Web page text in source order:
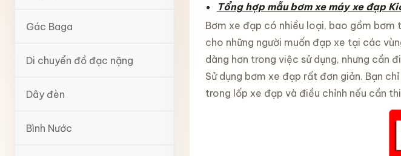
Gác Baga
Di chuyển đồ đạc nặng
Dây đèn
Bình Nước
Tổng hợp mẫu bơm xe máy xe đạp
Bơm xe đạp có nhiều loại, bao gồm
cho những người muốn đạp xe tại các
dàng hơn trong việc sử dụng, nhưng cần
Sử dụng bơm xe đạp rất đơn giản. Bạn
trong lốp xe đạp và điều chỉnh nếu cần